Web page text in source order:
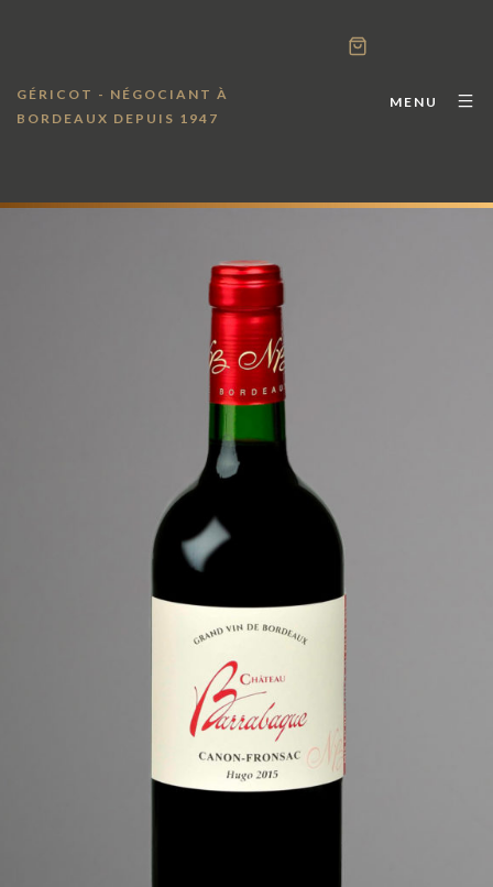
MENU
GÉRICOT - NÉGOCIANT À
BORDEAUX DEPUIS 1947